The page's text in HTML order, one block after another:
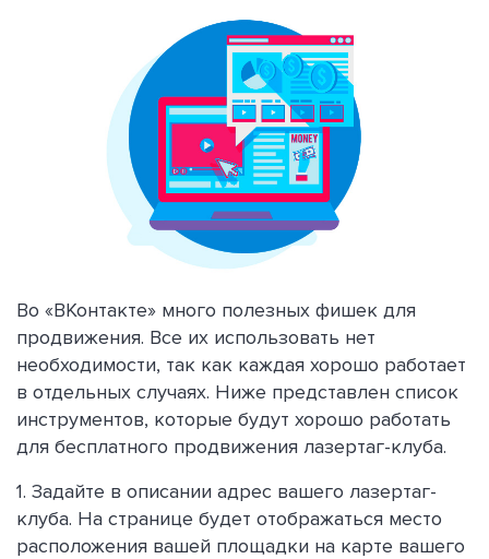
Во «ВКонтакте» много полезных фишек для
продвижения. Все их использовать нет
необходимости, так как каждая хорошо работает
в отдельных случаях. Ниже представлен список
инструментов, которые будут хорошо работать
для бесплатного продвижения лазертаг-клуба.
1. Задайте в описании адрес вашего лазертаг-
клуба. На странице будет отображаться место
расположения вашей площадки на карте вашего